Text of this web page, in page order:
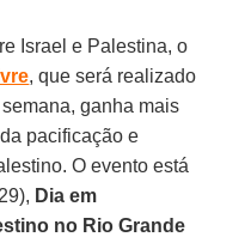
Israel e Palestina, o
, que será realizado
ganha mais
pacificação e
O evento está
Dia em
no Rio Grande